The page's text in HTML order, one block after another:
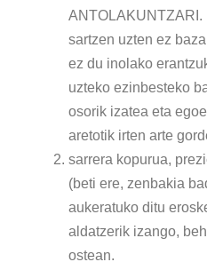
ANTOLAKUNTZARI.
sartzen uzten ez
ez du inolako
uzteko ezinbesteko
osorik izatea eta
aretotik irten arte
sarrera kopurua,
(beti ere, zenbakia
aukeratuko ditu
aldatzerik izango,
ostean.